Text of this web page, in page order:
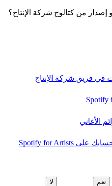
إصدار من كتالوج شركة الإنتاج؟
في فريق شركة الإنتاج
الأغاني
نعم لا